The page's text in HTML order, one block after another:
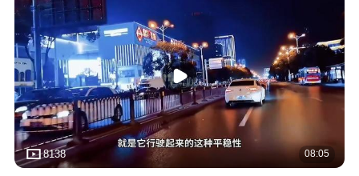
8138 08:05